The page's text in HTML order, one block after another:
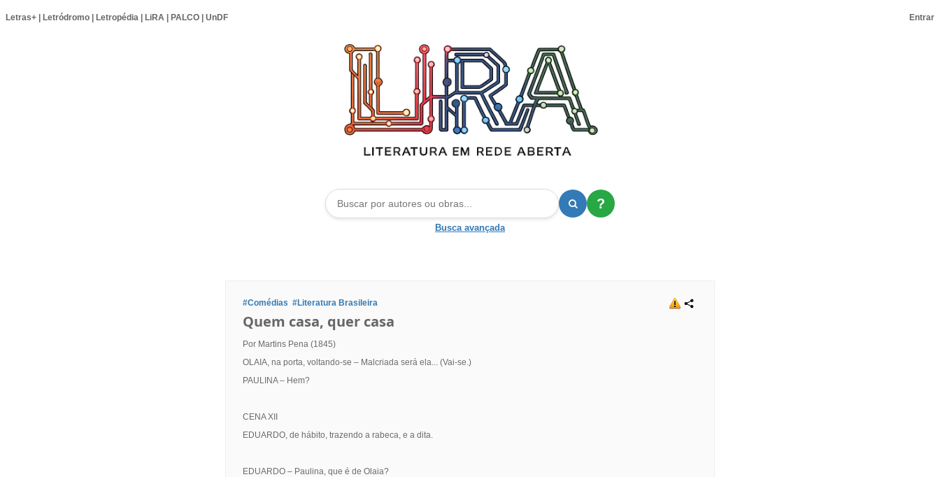
Letras+ Letródromo Letropédia LiRA PALCO UnDF Entrar
?
Busca avançada
#Comédias #Literatura Brasileira
Quem casa, quer casa
Por Martins Pena (1845)
OLAIA, na porta, voltando-se – Malcriada será ela... (Vai-se.)
PAULINA – Hem?
CENA XII
EDUARDO, de hábito, trazendo a rabeca, e a dita.
EDUARDO – Paulina, que é de Olaia?